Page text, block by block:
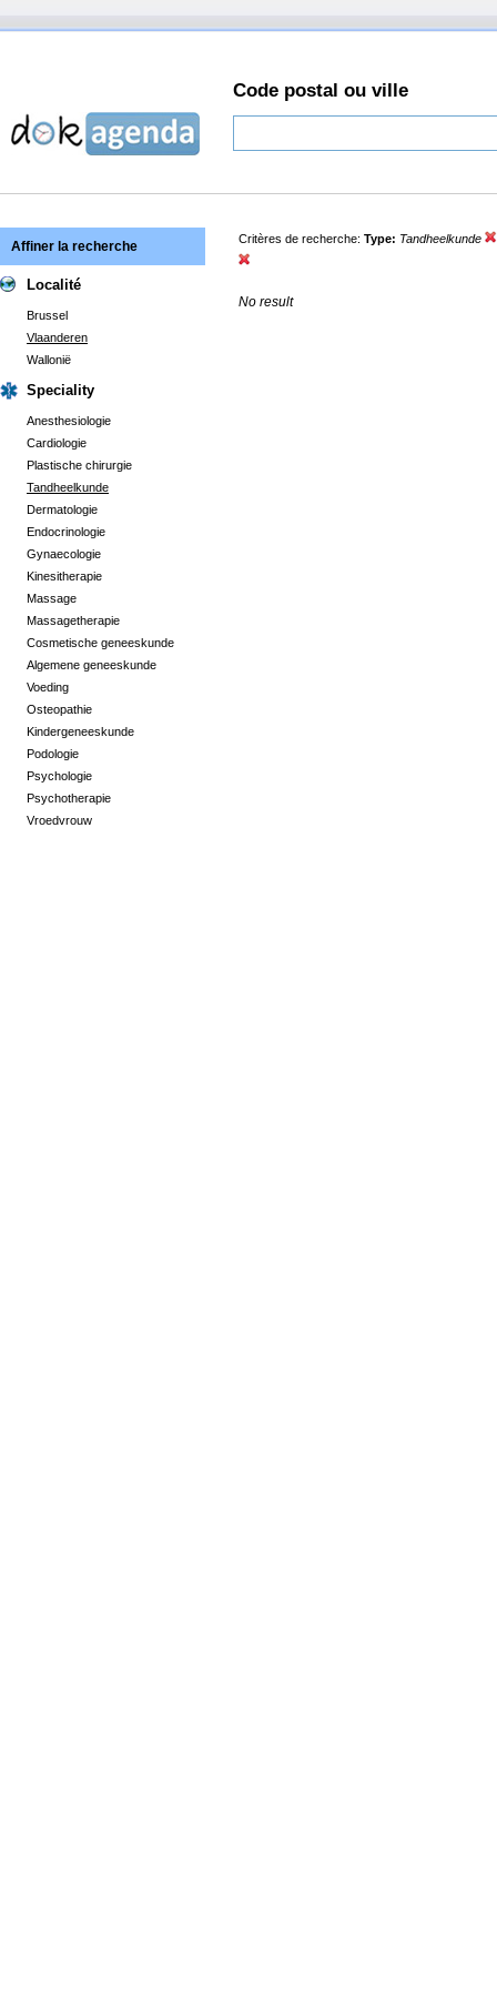
Code postal ou ville
Affiner la recherche
Localité
Brussel
Vlaanderen
Wallonië
Speciality
Anesthesiologie
Cardiologie
Plastische chirurgie
Tandheelkunde
Dermatologie
Endocrinologie
Gynaecologie
Kinesitherapie
Massage
Massagetherapie
Cosmetische geneeskunde
Algemene geneeskunde
Voeding
Osteopathie
Kindergeneeskunde
Podologie
Psychologie
Psychotherapie
Vroedvrouw
Critères de recherche: Type: Tandheelkunde
No result